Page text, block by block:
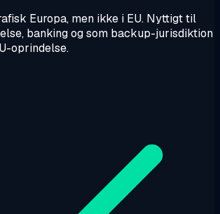
Europa, men ikke i EU. Nyttigt til
banking og som backup-jurisdiktion
oprindelse.